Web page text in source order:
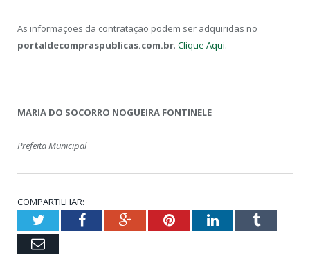
As informações da contratação podem ser adquiridas no
portaldecompraspublicas.com.br. Clique Aqui.
MARIA DO SOCORRO NOGUEIRA FONTINELE
Prefeita Municipal
COMPARTILHAR:
TwitterFacebookGoogle+PinterestLinkedInTumblr
Email